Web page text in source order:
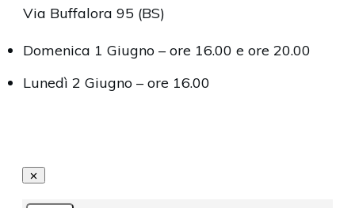
Via Buffalora 95 (BS)
Domenica 1 Giugno – ore 16.00 e ore 20.00
Lunedì 2 Giugno – ore 16.00